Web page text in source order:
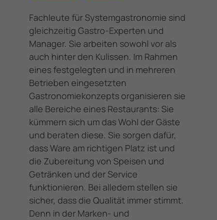
Fachleute für Systemgastronomie sind
gleichzeitig Gastro-Experten und
Manager. Sie arbeiten sowohl vor als
auch hinter den Kulissen. Im Rahmen
eines festgelegten und in mehreren
Betrieben eingesetzten
Gastronomiekonzepts organisieren sie
alle Bereiche eines Restaurants: Sie
kümmern sich um das Wohl der Gäste
und beraten diese. Sie sorgen dafür,
dass Ware am richtigen Platz ist und
die Zubereitung von Speisen und
Getränken und der Service
funktionieren. Bei alledem stellen sie
sicher, dass die Qualität immer stimmt.
Denn in der Marken- und